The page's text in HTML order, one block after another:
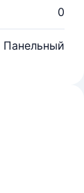
0
Панельный